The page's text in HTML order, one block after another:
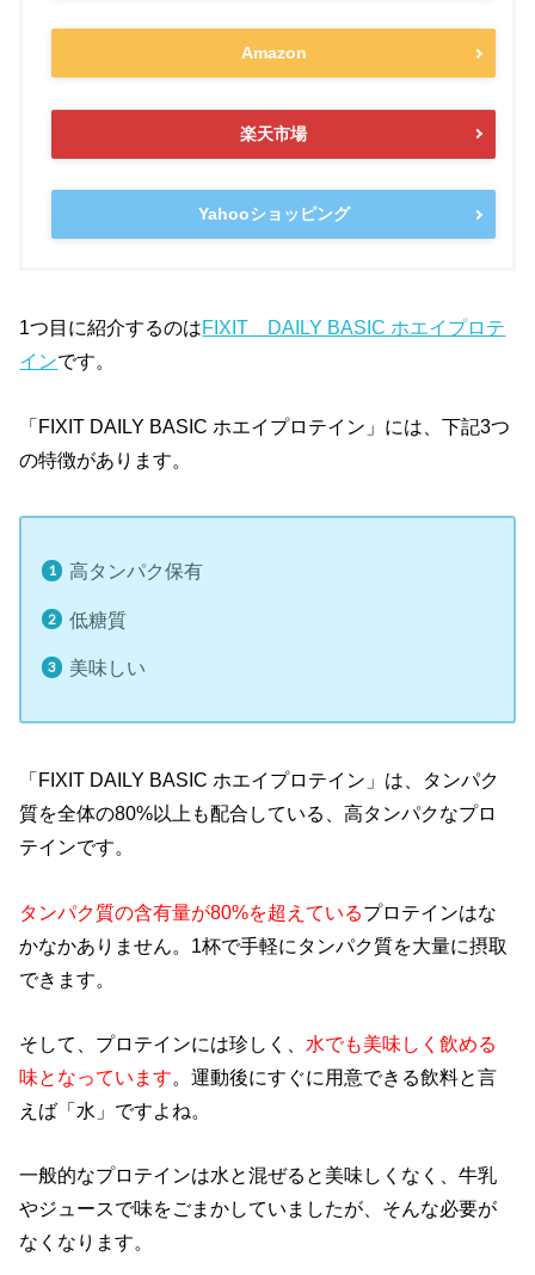
Amazon
楽天市場
Yahooショッピング
1つ目に紹介するのはFIXIT DAILY BASIC ホエイプロテ
インです。
「FIXIT DAILY BASIC ホエイプロテイン」には、下記3つ
の特徴があります。
高タンパク保有
低糖質
美味しい
「FIXIT DAILY BASIC ホエイプロテイン」は、タンパク
質を全体の80%以上も配合している、高タンパクなプロ
テインです。
タンパク質の含有量が80%を超えているプロテインはな
かなかありません。1杯で手軽にタンパク質を大量に摂取
できます。
そして、プロテインには珍しく、 水でも美味しく飲める
味となっています。運動後にすぐに用意できる飲料と言
えば「水」ですよね。
一般的なプロテインは水と混ぜると美味しくなく、牛乳
やジュースで味をごまかしていましたが、そんな必要が
なくなります。